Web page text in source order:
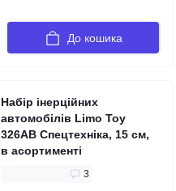
До кошика
Набір інерційних
автомобілів Limo Toy
326AB Спецтехніка, 15 см,
в асортименті
3